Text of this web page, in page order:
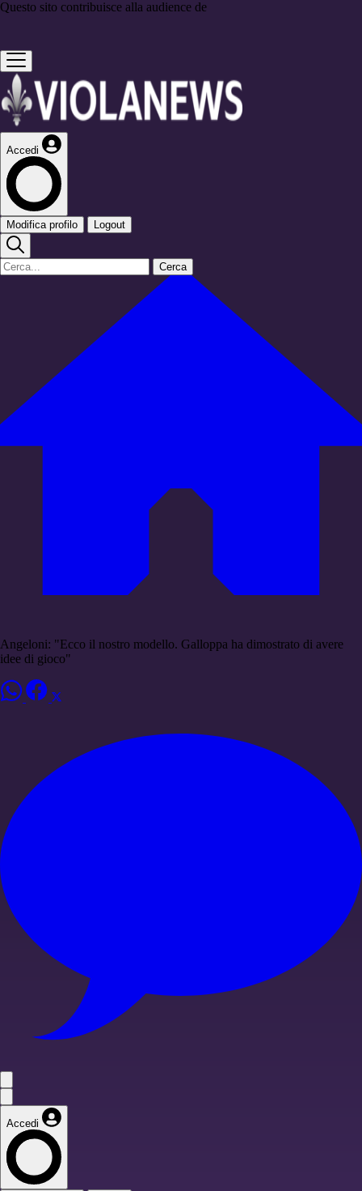
Questo sito contribuisce alla audience de
Accedi
Modifica profilo Logout
Cerca
Angeloni: "Ecco il nostro modello. Galloppa ha dimostrato di avere
idee di gioco"
Accedi